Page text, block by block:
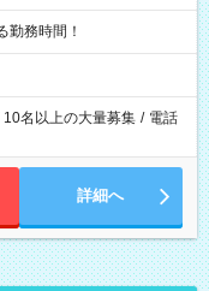
勤務時間！
10名以上の大量募集 / 電話
詳細へ